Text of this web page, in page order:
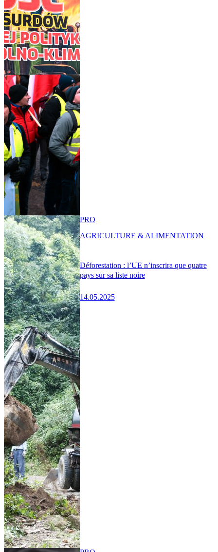
Déforestation : l’UE n’inscrira que quatre
pays sur sa liste noire
14.05.2025
PRO
AGRICULTURE & ALIMENTATION